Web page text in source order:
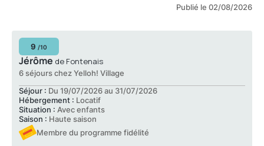
Publié le 02/08/2026
9 /10
Jérôme de Fontenais
6 séjours chez Yelloh! Village
Séjour : Du 19/07/2026 au 31/07/2026
Hébergement : Locatif
Situation : Avec enfants
Saison : Haute saison
Membre du programme fidélité